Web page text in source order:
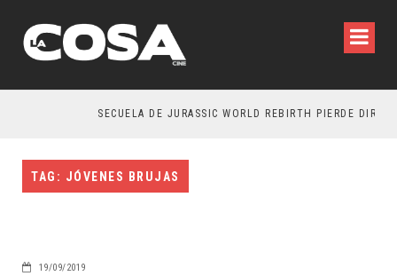
SECUELA DE JURASSIC WORLD REBIRTH PIERDE
TAG: JÓVENES BRUJAS
19/09/2019